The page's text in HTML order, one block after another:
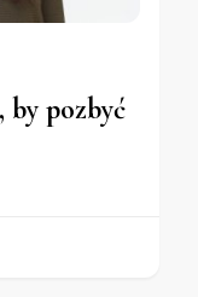
by pozbyć